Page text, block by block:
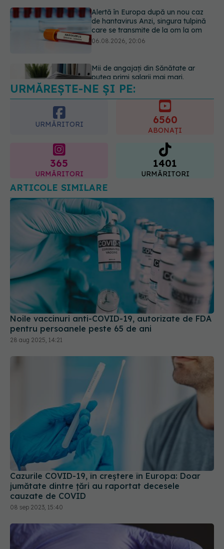
Mii de angajați din Sănătate ar
putea primi salarii mai mari.
Sindicatele cer schimbarea legii
06.08.2026, 19:26
Alergia la ambrozie: 4 lucruri
esențiale despre simptome,
prevenție și tratament, explicate de
dr. Tudor Ciuhodaru
URMĂREȘTE-NE ȘI PE:
URMĂRITORI
ABONAȚI
URMĂRITORI
1401
URMĂRITORI
ARTICOLE SIMILARE
Noile vaccinuri anti-COVID-19, autorizate de FDA
pentru persoanele peste 65 de ani
28 aug 2025, 14:21
Cazurile COVID-19, în creștere în Europa: Doar
jumătate dintre țări au raportat decesele
cauzate de COVID
08 sep 2023, 15:40